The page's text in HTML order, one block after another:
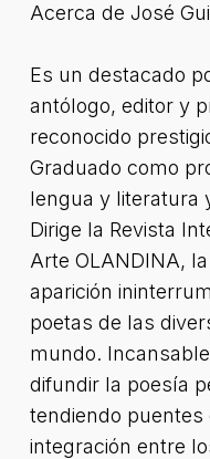
Acerca de José
Es un destacado
antólogo, editor y
reconocido
Graduado como
lengua y literatura
Dirige la Revista
Arte OLANDINA,
aparición
poetas de las
mundo.
difundir la poesía
tendiendo puentes
integración entre